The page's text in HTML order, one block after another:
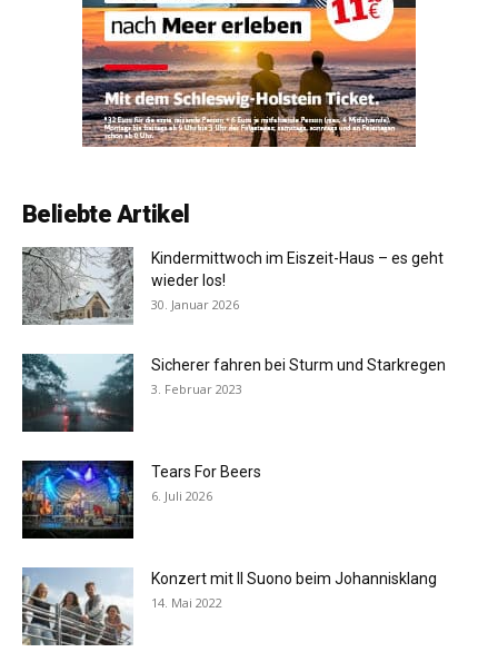
Beliebte Artikel
Kindermittwoch im Eiszeit-Haus – es geht
wieder los!
30. Januar 2026
Sicherer fahren bei Sturm und Starkregen
3. Februar 2023
Tears For Beers
6. Juli 2026
Konzert mit Il Suono beim Johannisklang
14. Mai 2022